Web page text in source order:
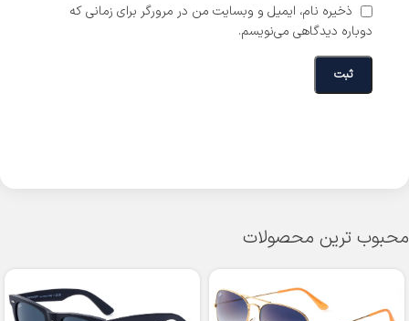
ذخیره نام، ایمیل و وبسایت من در مرورگر برای زمانی که
دوباره دیدگاهی می‌نویسم.
محبوب ترین محصولات